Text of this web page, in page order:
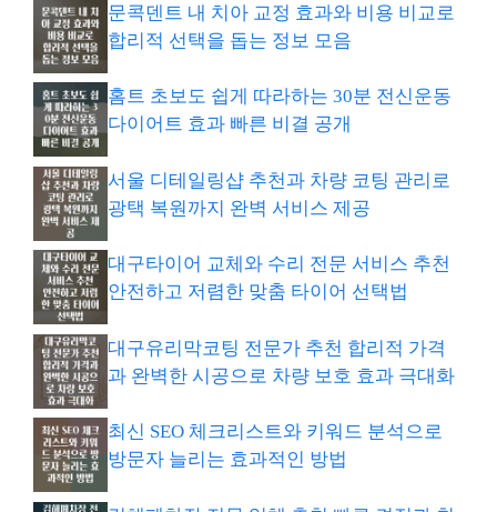
문콕덴트 내 치아 교정 효과와 비용 비교로
합리적 선택을 돕는 정보 모음
홈트 초보도 쉽게 따라하는 30분 전신운동
다이어트 효과 빠른 비결 공개
서울 디테일링샵 추천과 차량 코팅 관리로
광택 복원까지 완벽 서비스 제공
대구타이어 교체와 수리 전문 서비스 추천
안전하고 저렴한 맞춤 타이어 선택법
대구유리막코팅 전문가 추천 합리적 가격
과 완벽한 시공으로 차량 보호 효과 극대화
최신 SEO 체크리스트와 키워드 분석으로
방문자 늘리는 효과적인 방법